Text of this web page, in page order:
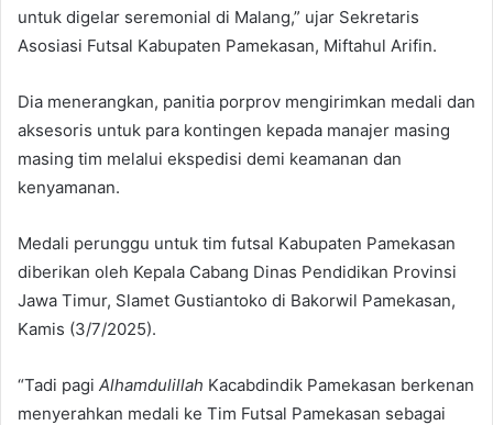
untuk digelar seremonial di Malang,” ujar Sekretaris
Asosiasi Futsal Kabupaten Pamekasan, Miftahul Arifin.
Dia menerangkan, panitia porprov mengirimkan medali dan
aksesoris untuk para kontingen kepada manajer masing
masing tim melalui ekspedisi demi keamanan dan
kenyamanan.
Medali perunggu untuk tim futsal Kabupaten Pamekasan
diberikan oleh Kepala Cabang Dinas Pendidikan Provinsi
Jawa Timur, Slamet Gustiantoko di Bakorwil Pamekasan,
Kamis (3/7/2025).
“Tadi pagi Alhamdulillah Kacabdindik Pamekasan berkenan
menyerahkan medali ke Tim Futsal Pamekasan sebagai